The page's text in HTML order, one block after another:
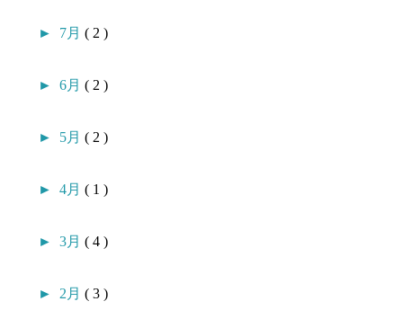
► 7月( 2 )
►6月( 2 )
► 5月( 2 )
►4月( 1 )
►3月( 4 )
► 2月( 3 )